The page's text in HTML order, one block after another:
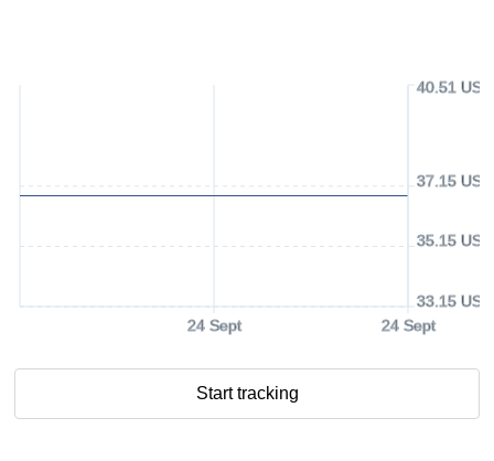
24 Sept 24 Sept
33.15 USD
35.15 USD
37.15 USD
40.51 USD
Start tracking